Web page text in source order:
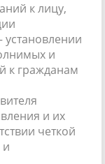
к лицу,
и
к гражданам
и их
четкой
и